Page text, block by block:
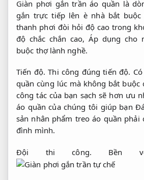
Giàn phơi gắn trần áo quần là
gắn trực tiếp lên è nhà bắt
thanh phơi đòi hỏi độ cao trong
độ chắc chắn cao, Áp dụng cho
buộc thợ lành nghề.
Tiến độ. Thi công đúng tiến độ.
quần cùng lúc mà không bắt buộc
công tác của bạn sạch sẽ hơn ưu
áo quần của chúng tôi giúp bạn
sản nhân phẩm treo áo quần phải
đình mình.
Đội thi công. Bền